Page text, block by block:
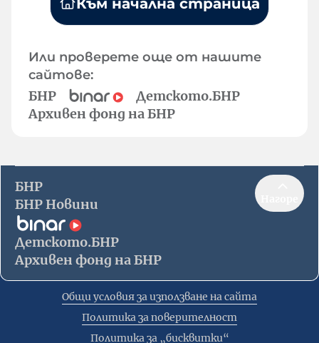
Към начална страница
Или проверете още от нашите
сайтове:
БНР
Детското.БНР
Архивен фонд на БНР
БНР
БНР Новини
Детското.БНР
Архивен фонд на БНР
Общи условия за използване на сайта
Политика за поверителност
Политика за „бисквитки“